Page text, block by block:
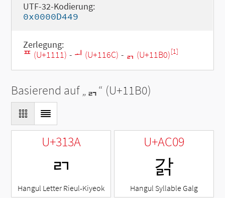
UTF-32-Kodierung:
0x0000D449
Zerlegung:
ᄑ (U+1111) - ᅬ (U+116C) - ᆰ (U+11B0)[1]
Basierend auf „ᆰ“ (U+11B0)
U+313A
ㄺ
Hangul Letter Rieul-Kiyeok
U+AC09
갉
Hangul Syllable Galg